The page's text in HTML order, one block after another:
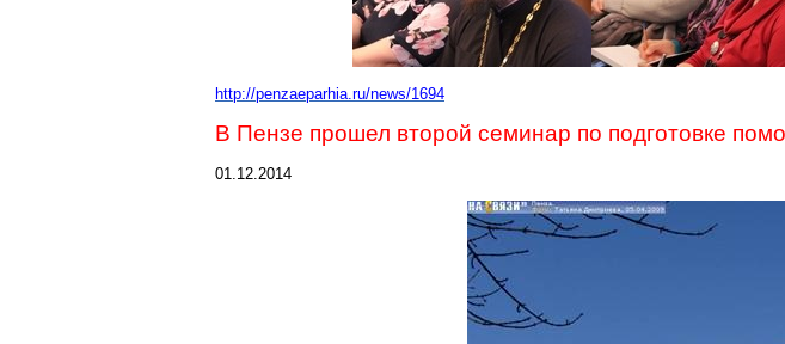
http://penzaeparhia.ru/news/1694
В Пензе прошел второй семинар по подготовке
01.12.2014